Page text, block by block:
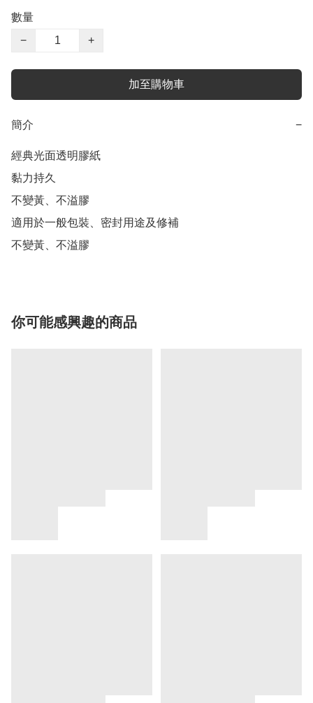
數量
−
+
加至購物車
簡介 −
經典光面透明膠紙
黏力持久
不變黃、不溢膠
適用於一般包裝、密封用途及修補
不變黃、不溢膠
你可能感興趣的商品